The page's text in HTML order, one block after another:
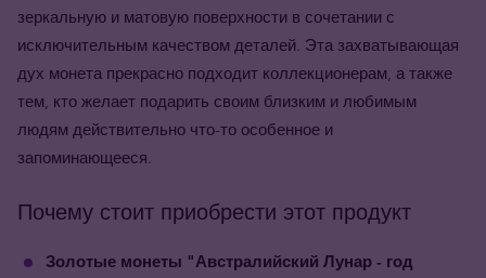
зеркальную и матовую поверхности в сочетании с
исключительным качеством деталей. Эта захватывающая
дух монета прекрасно подходит коллекционерам, а также
тем, кто желает подарить своим близким и любимым
людям действительно что-то особенное и
запоминающееся.
Почему стоит приобрести этот продукт
Золотые монеты "Австралийский Лунар - год